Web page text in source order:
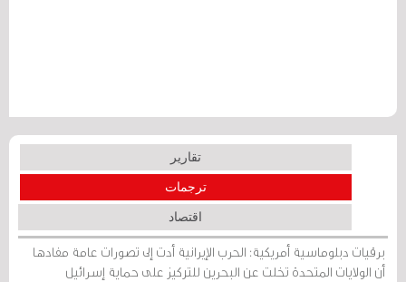
تقارير
ترجمات
اقتصاد
برقيات دبلوماسية أمريكية: الحرب الإيرانية أدت إلى تصورات عامة مفادها
أن الولايات المتحدة تخلت عن البحرين للتركيز على حماية إسرائيل